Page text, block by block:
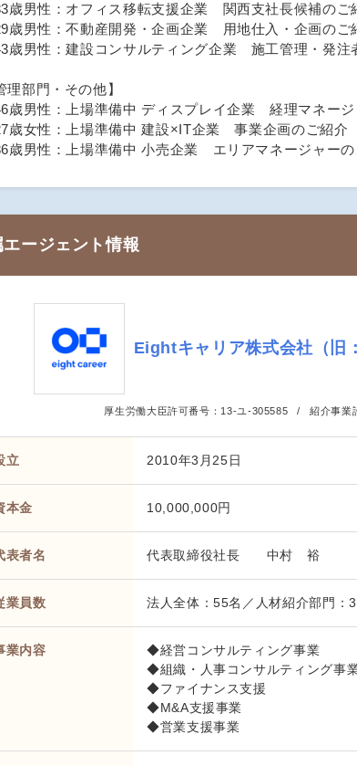
歳男性：オフィス移転支援企業 関西支社長候補のご
歳男性：不動産開発・企画企業 用地仕入・企画のご
歳男性：建設コンサルティング企業 施工管理・発注
理部門・その他】
歳男性：上場準備中 ディスプレイ企業 経理マネージ
歳女性：上場準備中 建設×IT企業 事業企画のご紹介
歳男性：上場準備中 小売企業 エリアマネージャーの
エージェント情報
Eightキャリア株式会社（旧
厚生労働大臣許可番号： 13-ユ-305585 紹介事業
立 2010年3月25日
本金 10,000,000円
表者名 代表取締役社長 中村 裕
業員数 法人全体：55名／人材紹介部門：
業内容
◆経営コンサルティング事業
◆組織・人事コンサルティング事
◆ファイナンス支援
◆M&A支援事業
◆営業支援事業